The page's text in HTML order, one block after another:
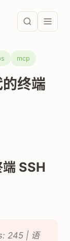
mcp
终端
SSH
245 | 语